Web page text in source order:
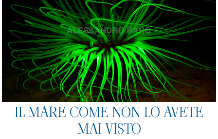
IL MARE COME NON LO AVETE
MAI VISTO